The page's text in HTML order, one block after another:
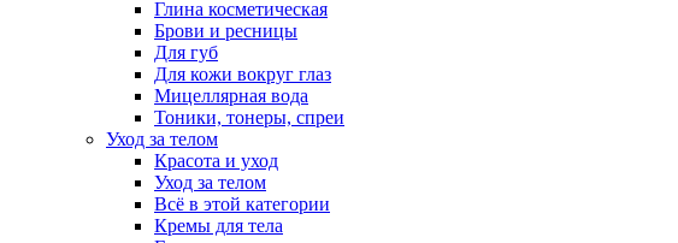
Глина косметическая
Брови и ресницы
Для губ
Для кожи вокруг глаз
Мицеллярная вода
Тоники, тонеры, спреи
Уход за телом
Красота и уход
Уход за телом
Всё в этой категории
Кремы для тела